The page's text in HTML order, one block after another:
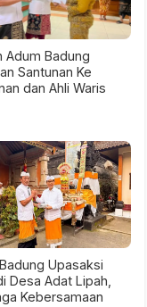
Adum Badung
Santunan Ke
dan Ahli Waris
Upasaksi
Desa Adat Lipah,
Kebersamaan